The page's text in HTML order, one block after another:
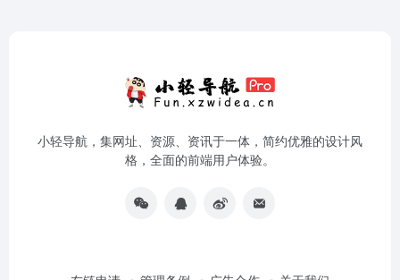
小轻导航，集网址、资源、资讯于一体，简约优雅的设计风
格，全面的前端用户体验。